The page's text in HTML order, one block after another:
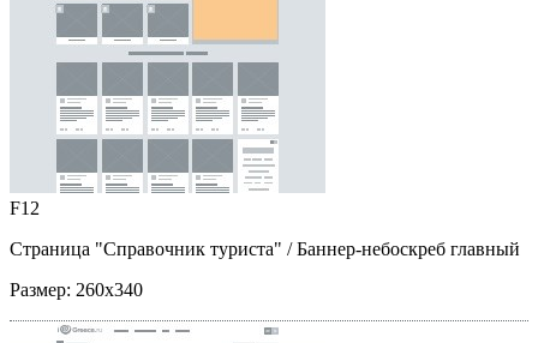
F12
Страница "Справочник туриста" / Баннер-небоскреб главный
Размер: 260x340